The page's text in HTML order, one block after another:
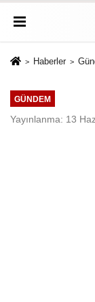
Haberler
GÜNDEM
Yayınlanma: 13